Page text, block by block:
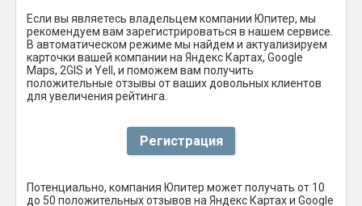
Если вы являетесь владельцем компании Юпитер, мы
рекомендуем вам зарегистрироваться в нашем сервисе.
В автоматическом режиме мы найдем и актуализируем
карточки вашей компании на Яндекс Картах, Google
Maps, 2GIS и Yell, и поможем вам получить
положительные отзывы от ваших довольных клиентов
для увеличения рейтинга.
Регистрация
Потенциально, компания Юпитер может получать от 10
до 50 положительных отзывов на Яндекс Картах и Google